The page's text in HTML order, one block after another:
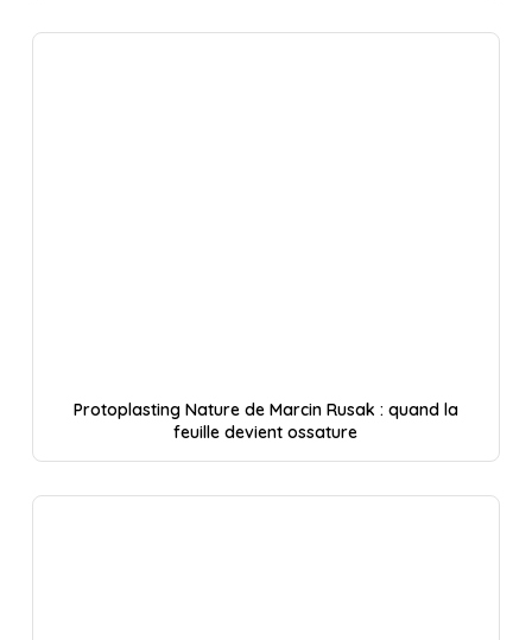
Protoplasting Nature de Marcin Rusak : quand la
feuille devient ossature